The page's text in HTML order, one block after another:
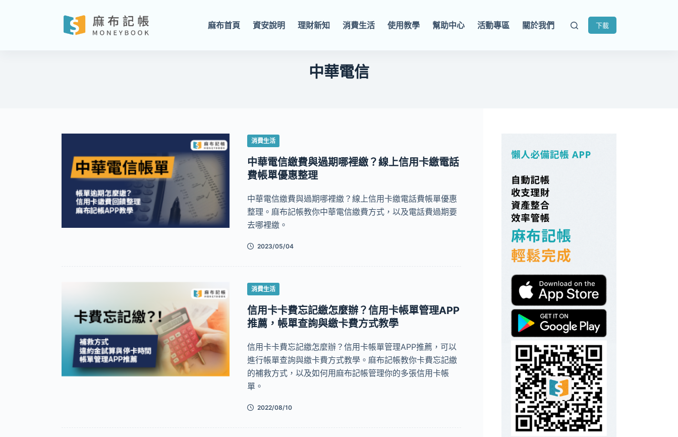
麻布首頁 資安說明 理財新知 消費生活 使用教學 幫助中心 活動專區 關於我們 下載
中華電信
消費生活
中華電信繳費與過期哪裡繳？線上信用卡繳電話
費帳單優惠整理
中華電信繳費與過期哪裡繳？線上信用卡繳電話費帳單優惠
整理。麻布記帳教你中華電信繳費方式，以及電話費過期要
去哪裡繳。
2023/05/04
消費生活
信用卡卡費忘記繳怎麼辦？信用卡帳單管理APP
推薦，帳單查詢與繳卡費方式教學
信用卡卡費忘記繳怎麼辦？信用卡帳單管理APP推薦，可以
進行帳單查詢與繳卡費方式教學。麻布記帳教你卡費忘記繳
的補救方式，以及如何用麻布記帳管理你的多張信用卡帳
單。
2022/08/10